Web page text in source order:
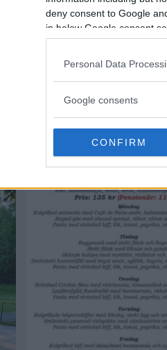
deny consent to Google
in below Google consent
Personal Data
Google consents
CONFIRM